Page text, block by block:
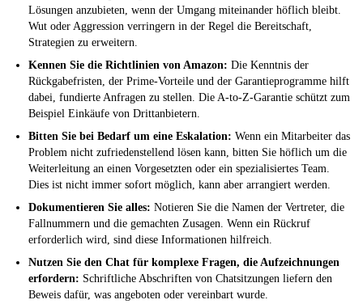
Lösungen anzubieten, wenn der Umgang miteinander höflich bleibt.
Wut oder Aggression verringern in der Regel die Bereitschaft,
Strategien zu erweitern.
Kennen Sie die Richtlinien von Amazon: Die Kenntnis der
Rückgabefristen, der Prime-Vorteile und der Garantieprogramme hilft
dabei, fundierte Anfragen zu stellen. Die A-to-Z-Garantie schützt zum
Beispiel Einkäufe von Drittanbietern.
Bitten Sie bei Bedarf um eine Eskalation: Wenn ein Mitarbeiter das
Problem nicht zufriedenstellend lösen kann, bitten Sie höflich um die
Weiterleitung an einen Vorgesetzten oder ein spezialisiertes Team.
Dies ist nicht immer sofort möglich, kann aber arrangiert werden.
Dokumentieren Sie alles: Notieren Sie die Namen der Vertreter, die
Fallnummern und die gemachten Zusagen. Wenn ein Rückruf
erforderlich wird, sind diese Informationen hilfreich.
Nutzen Sie den Chat für komplexe Fragen, die Aufzeichnungen
erfordern: Schriftliche Abschriften von Chatsitzungen liefern den
Beweis dafür, was angeboten oder vereinbart wurde.